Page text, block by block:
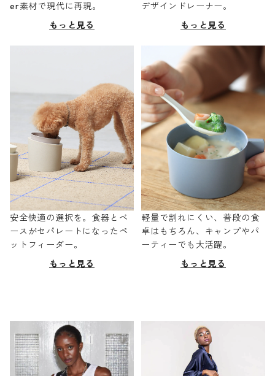
er素材で現代に再現。
もっと見る
デザインドレーナー。
もっと見る
安全快適の選択を。食器とベ
ースがセパレートになったペ
ットフィーダー。
もっと見る
軽量で割れにくい、普段の食
卓はもちろん、キャンプやパ
ーティーでも大活躍。
もっと見る